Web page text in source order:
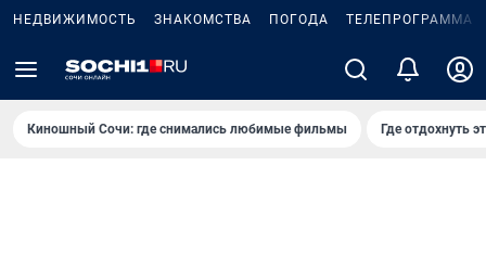
НЕДВИЖИМОСТЬ ЗНАКОМСТВА ПОГОДА ТЕЛЕПРОГРАММА
Киношный Сочи: где снимались любимые фильмы Где отдохнуть